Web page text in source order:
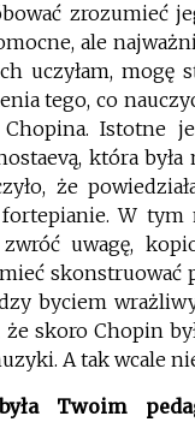
zrozumieć
ale
uczyłam,
tego, co
Istotne
która
że
fortepianie. W
uwagę,
skonstruować
byciem
że skoro Chopin
A tak wcale
Twoim